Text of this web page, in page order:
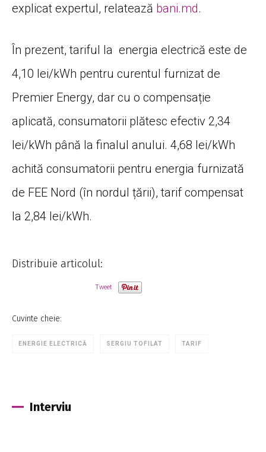
explicat expertul, relatează bani.md.
În prezent, tariful la energia electrică este de
4,10 lei/kWh pentru curentul furnizat de
Premier Energy, dar cu o compensație
aplicată, consumatorii plătesc efectiv 2,34
lei/kWh până la finalul anului. 4,68 lei/kWh
achită consumatorii pentru energia furnizată
de FEE Nord (în nordul țării), tarif compensat
la 2,84 lei/kWh.
Distribuie articolul:
Tweet
Cuvinte cheie:
ENERGIE ELECTRICĂ SERGIU TOFILAT TARIF
Interviu